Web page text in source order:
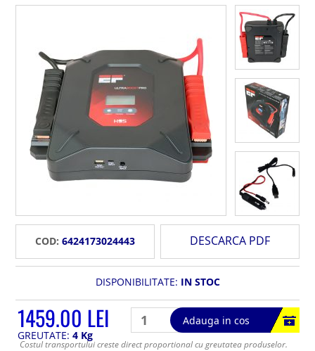
COD: 6424173024443 DESCARCA PDF
DISPONIBILITATE: IN STOC
1459.00 LEI
Adauga in cos
GREUTATE: 4 Kg
Costul transportului creste direct proportional cu greutatea produselor.